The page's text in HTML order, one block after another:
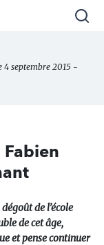
4 septembre 2015 -
de l’école
de cet âge,
et pense continuer